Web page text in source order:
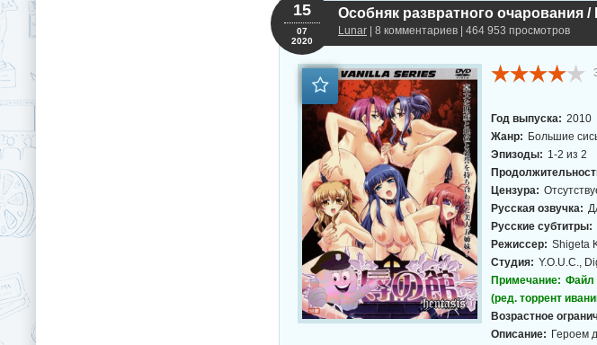
Особняк развратного очарования /
Lunar | 8 комментариев | 464 953 просмотров
15
07
2020
Год выпуска: 2010
Жанр: Большие
Эпизоды: 1-2 из 2
Цензура:
Русская озвучка:
Русские субтитры:
Режиссер: Shigeta
Студия: Y.O.U.C.,
Примечание: Файл
(ред. торрент
Возрастное
Описание: Героем